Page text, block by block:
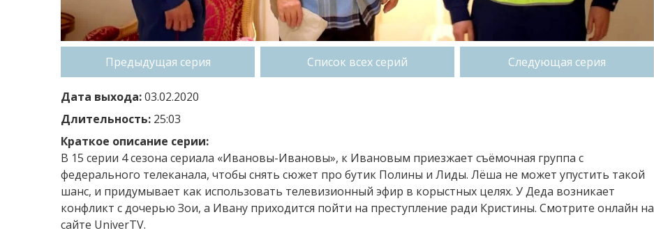
Предыдущая серия Список всех серий Следующая серия
Дата выхода:03.02.2020
Длительность: 25:03
Краткое описание серии:
В 15 серии 4 сезона сериала «Ивановы-Ивановы», к Ивановым приезжает съёмочная группа с
федерального телеканала, чтобы снять сюжет про бутик Полины и Лиды. Лёша не может упустить такой
шанс, и придумывает как использовать телевизионный эфир в корыстных целях. У Деда возникает
конфликт с дочерью Зои, а Ивану приходится пойти на преступление ради Кристины. Смотрите онлайн на
сайте UniverTV.